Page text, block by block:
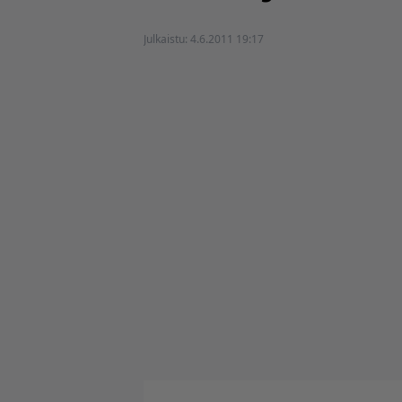
Julkaistu: 4.6.2011 19:17